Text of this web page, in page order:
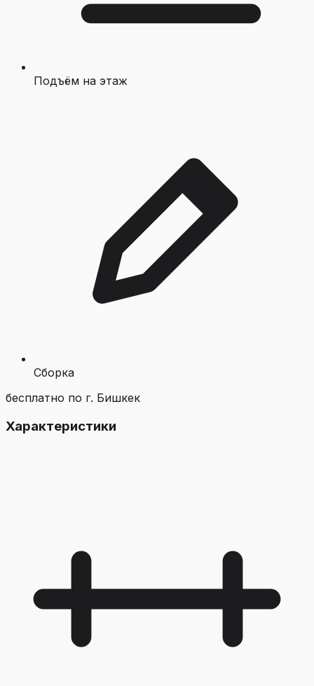
Подъём на этаж
Сборка
бесплатно по г. Бишкек
Характеристики